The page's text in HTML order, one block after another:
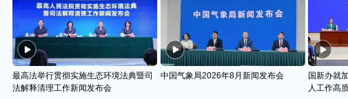
最高法举行贯彻实施生态环境法典暨司
法解释清理工作新闻发布会
中国气象局2026年8月新闻发布会
国新办就
人工作高